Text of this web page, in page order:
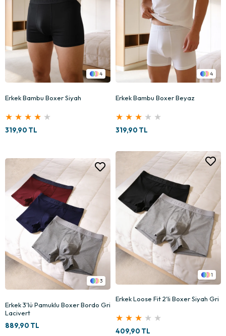
4
Erkek Bambu Boxer Siyah
★ ★ ★ ★ ★
319,90 TL
4
Erkek Bambu Boxer Beyaz
★ ★ ★ ★ ★
319,90 TL
3
Erkek 3'lü Pamuklu Boxer Bordo Gri
Lacivert
889,90 TL
1
Erkek Loose Fit 2'li Boxer Siyah Gri
★ ★ ★ ★ ★
409,90 TL